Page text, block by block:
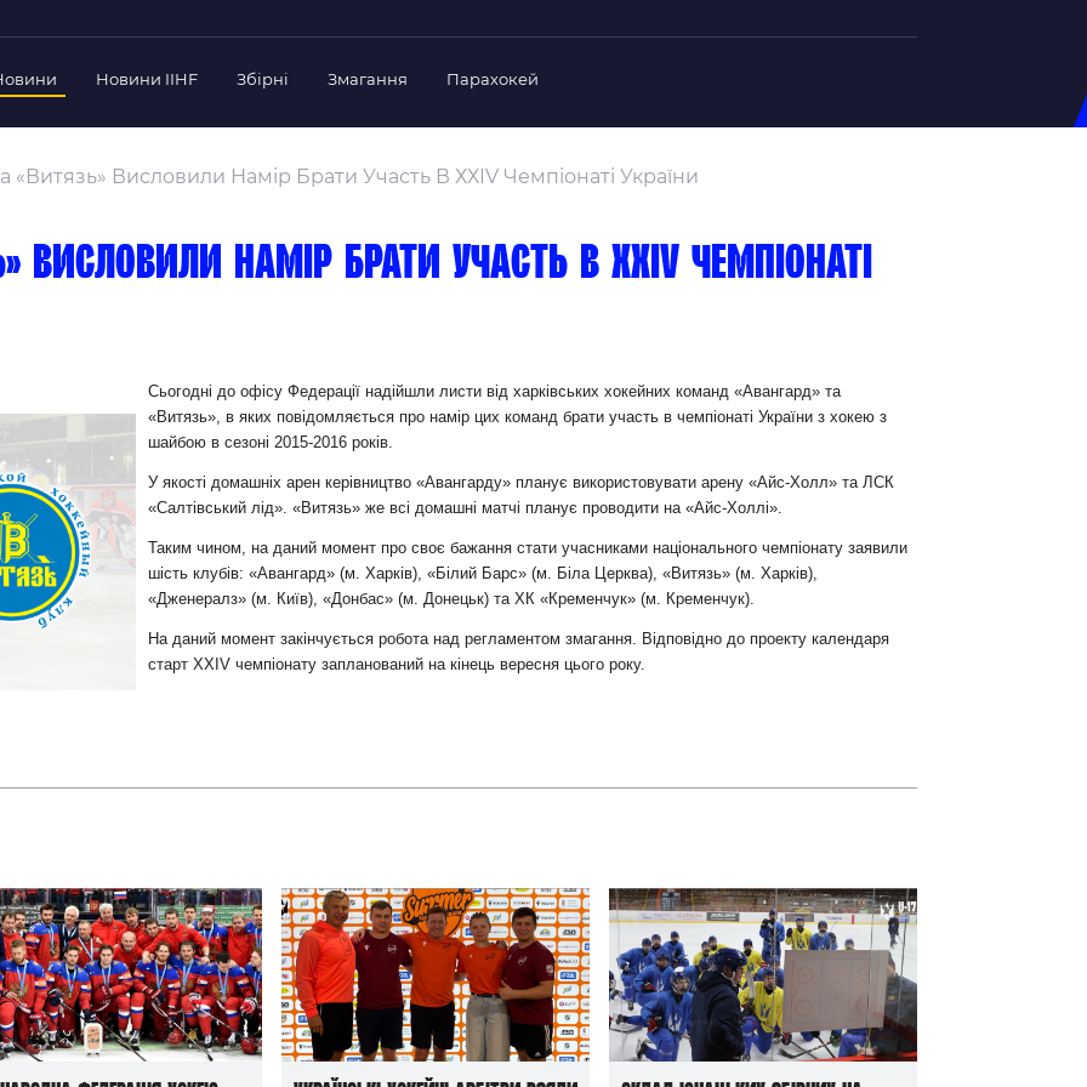
Федерації
Ради Федерації
експерименті
Новини IIHF Збірні
Склад Збірної
Календар Матчів
Склад Збірної
Календар Матчів
Тренерський Штаб
Календар Матчів
Тренерський Штаб
Календар Матчів
Змагання Парахокей
«Витязь» Висловили Намір Брати Участь В ХХІV Чемпіонаті України
висловили намір брати участь в ХХІV чемпіонаті
Сьогодні до офісу Федерації надійшли листи від харківських хокейних команд «Авангард» та
«Витязь», в яких повідомляється про намір цих команд брати участь в чемпіонаті України з хокею з
шайбою в сезоні 2015-2016 років.
У якості домашніх арен керівництво «Авангарду» планує використовувати арену «Айс-Холл» та ЛСК
«Салтівський лід». «Витязь» же всі домашні матчі планує проводити на «Айс-Холлі».
Таким чином, на даний момент про своє бажання стати учасниками національного чемпіонату заявили
шість клубів: «Авангард» (м. Харків), «Білий Барс» (м. Біла Церква), «Витязь» (м. Харків),
«Дженералз» (м. Київ), «Донбас» (м. Донецьк) та ХК «Кременчук» (м. Кременчук).
На даний момент закінчується робота над регламентом змагання. Відповідно до проекту календаря
старт ХХІV чемпіонату запланований на кінець вересня цього року.